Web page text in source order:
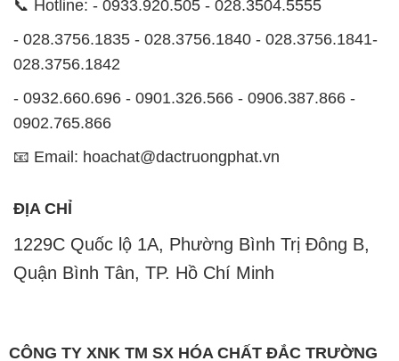
📞 Hotline: - 0933.920.505 - 028.3504.5555
- 028.3756.1835 - 028.3756.1840 - 028.3756.1841-
028.3756.1842
- 0932.660.696 - 0901.326.566 - 0906.387.866 -
0902.765.866
📧 Email: hoachat@dactruongphat.vn
ĐỊA CHỈ
1229C Quốc lộ 1A, Phường Bình Trị Đông B,
Quận Bình Tân, TP. Hồ Chí Minh
CÔNG TY XNK TM SX HÓA CHẤT ĐẮC TRƯỜNG